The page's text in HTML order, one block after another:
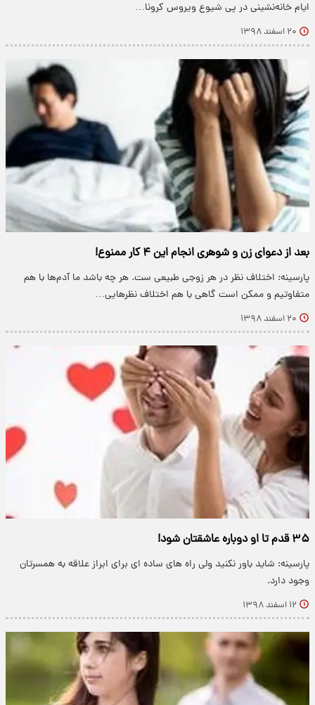
ایام خانه‌نشینی در پی شیوع ویروس کرونا…
۲۰ اسفند ۱۳۹۸
بعد از دعوای زن و شوهری انجام این ۴ کار ممنوع!
پارسینه: اختلاف نظر در هر زوجی طبیعی ست. هر چه باشد ما آدم‌ها با هم
متفاوتیم و ممکن است گاهی با هم اختلاف نظر‌هایی…
۲۰ اسفند ۱۳۹۸
۳۵ قدم تا او دوباره عاشقتان شود!
پارسینه: شاید باور نكنید ولی راه های ساده ای برای ابراز علاقه به همسرتان
وجود دارد.
۱۲ اسفند ۱۳۹۸